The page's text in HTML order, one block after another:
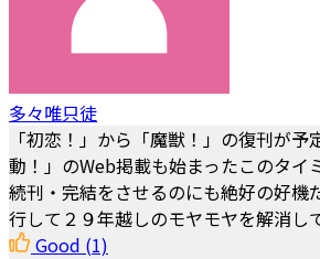
多々唯只徒
「初恋！」から「魔獣！」の復刊が
動！」のWeb掲載も始まったこのタイ
続刊・完結をさせるのにも絶好の好機
行して２９年越しのモヤモヤを解消し
Good (1)